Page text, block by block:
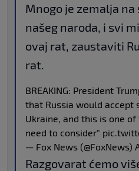
Mnogo je zemalja na
našeg naroda, i svi
ovaj rat, zaustaviti
rat.
BREAKING: President
that Russia would accept
Ukraine, and this is one
need to consider"
— Fox News (@FoxNews)
Razgovarat ćemo